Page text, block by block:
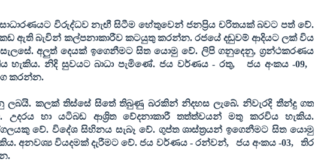
විරුද්ධව නැඟී සිටීම හේතුවෙන් ජනප්‍රිය චරිතයක් බවට පත් වේ.
ඇති බැවින් කල්පනාකාරීව කටයුතු කරන්න. රජයේ දඬුවම් ආදියට ලක් විය
අලුත් දෙයක් ඉගෙනීමට සිත යොමු වේ. ලිපි ගනුදෙනු, ග්‍රන්ථකරණය
හැකිය. නිදි සුවයට බාධා පැමිණේ. ජය වර්ණය - රතු, ජය අංකය -09,
කරන්න.
කලක් තිස්සේ සිතේ තිබුණු බරකින් නිදහස ලැබේ. නිවැරදි තීන්දු ගත
උදරය හා යටිබඩ ආශ්‍රිත වේදනාකාරී තත්ත්වයන් මතු කරවිය හැකිය.
වේ. විදේශ සිහිනය සැබෑ වේ. ගුප්ත ශාස්ත්‍රයන් ඉගෙනීමට සිත යොමු
අනවශ්‍ය වියදමක් දැරීමට වේ. ජය වර්ණය - රන්වන්, ජය අංකය -03,
තිර